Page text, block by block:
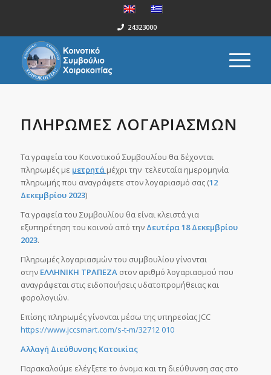
24323000
ΠΛΗΡΩΜΕΣ ΛΟΓΑΡΙΑΣΜΩΝ
Τα γραφεία του Κοινοτικού Συμβουλίου θα δέχονται
πληρωμές με μετρητά μέχρι την τελευταία ημερομηνία
πληρωμής που αναγράφετε στον λογαριασμό σας (12
Δεκεμβρίου 2023)
Τα γραφεία του Συμβουλίου θα είναι κλειστά για
εξυπηρέτηση του κοινού από την Δευτέρα 18 Δεκεμβρίου
2023.
Πληρωμές λογαριασμών του συμβουλίου γίνονται
στην ΕΛΛΗΝΙΚΗ ΤΡΑΠΕΖΑστον αριθμό λογαριασμού που
αναγράφεται στις ειδοποιήσεις υδατοπρομήθειας και
φορολογιών.
Επίσης πληρωμές γίνονται μέσω της υπηρεσίας JCC
https://www.jccsmart.com/s-t-m/32712 010
Αλλαγή Διεύθυνσης Κατοικίας
Παρακαλούμε ελέγξετε το όνομα και τη διεύθυνση σας στο